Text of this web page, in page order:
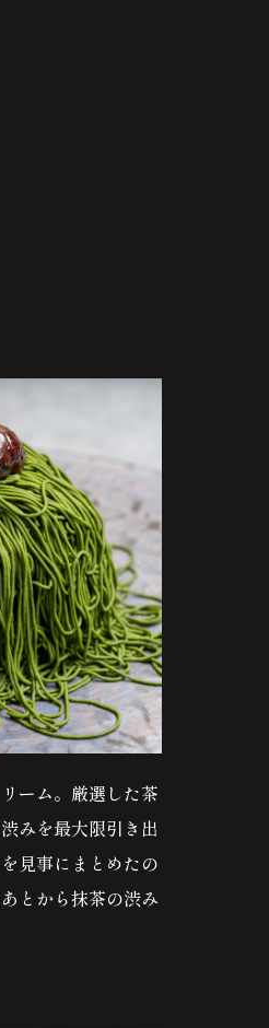
ーム。厳選した茶
みを最大限引き出
見事にまとめたの
とから抹茶の渋み